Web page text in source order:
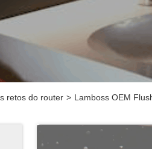
retos do router > Lamboss OEM